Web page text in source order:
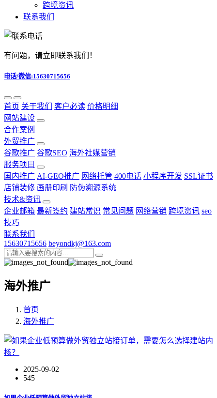
跨境资讯
联系我们
有问题，请立即联系我们！
电话/微信:15630715656
首页 关于我们 客户必读 价格明细
网站建设
合作案例
外贸推广
谷歌推广 谷歌SEO 海外社媒营销
服务项目
国内推广 AI-GEO推广 网络托管 400电话 小程序开发 SSL证书
店铺装修 画册印刷
防伪溯源系统
技术&资讯
企业邮箱 最新签约 建站常识 常见问题 网络营销 跨境资讯 seo
技巧
联系我们
15630715656 beyondkj@163.com
海外推广
首页
海外推广
2025-09-02
545